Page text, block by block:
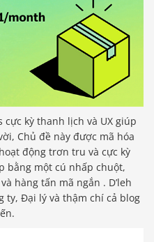
cực kỳ thanh lịch và UX giúp
Chủ đề này được mã hóa
động trơn tru và cực kỳ
bằng một cú nhấp chuột,
hàng tấn mã ngắn . D’leh
ty, Đại lý và thậm chí cả blog